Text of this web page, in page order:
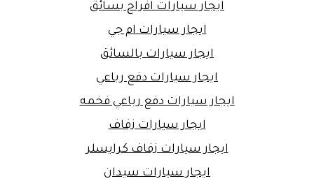
ايجار سيارات افراح بسائق
ايجار سيارات ام جي
ايجار سيارات بالسائق
ايجار سيارات دفع رباعي
ايجار سيارات دفع رباعي فخمه
ايجار سيارات زفاف
ايجار سيارات زفاف كرايسلر
ايجار سيارات سيدان